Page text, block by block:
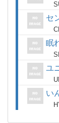
セ
眠
ユ
い